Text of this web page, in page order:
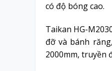
có độ bóng cao.
Taikan HG-
đỡ và bánh
2000mm, truyền